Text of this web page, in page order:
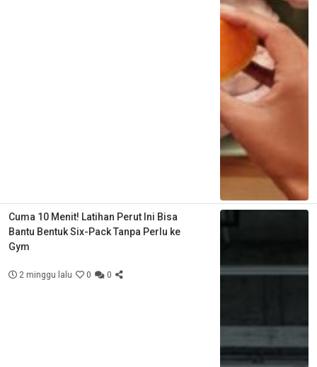
Cuma 10 Menit! Latihan Perut Ini Bisa
Bantu Bentuk Six-Pack Tanpa Perlu ke
Gym
2 minggu lalu 0 0